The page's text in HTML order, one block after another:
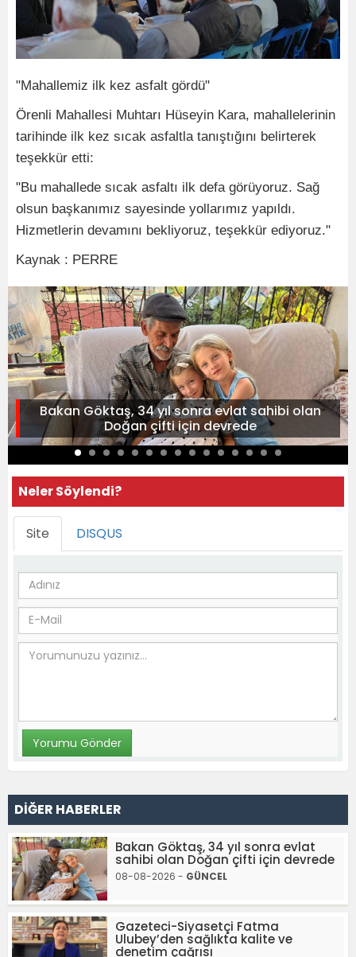
"Mahallemiz ilk kez asfalt gördü"
Örenli Mahallesi Muhtarı Hüseyin Kara, mahallelerinin
tarihinde ilk kez sıcak asfaltla tanıştığını belirterek
teşekkür etti:
"Bu mahallede sıcak asfaltı ilk defa görüyoruz. Sağ
olsun başkanımız sayesinde yollarımız yapıldı.
Hizmetlerin devamını bekliyoruz, teşekkür ediyoruz."
Kaynak : PERRE
Bakan Göktaş, 34 yıl sonra evlat sahibi olan
Doğan çifti için devrede
Neler Söylendi?
Site DISQUS
DİĞER HABERLER
Bakan Göktaş, 34 yıl sonra evlat
sahibi olan Doğan çifti için devrede
08-08-2026 - GÜNCEL
Gazeteci-Siyasetçi Fatma
Ulubey’den sağlıkta kalite ve
denetim çağrısı